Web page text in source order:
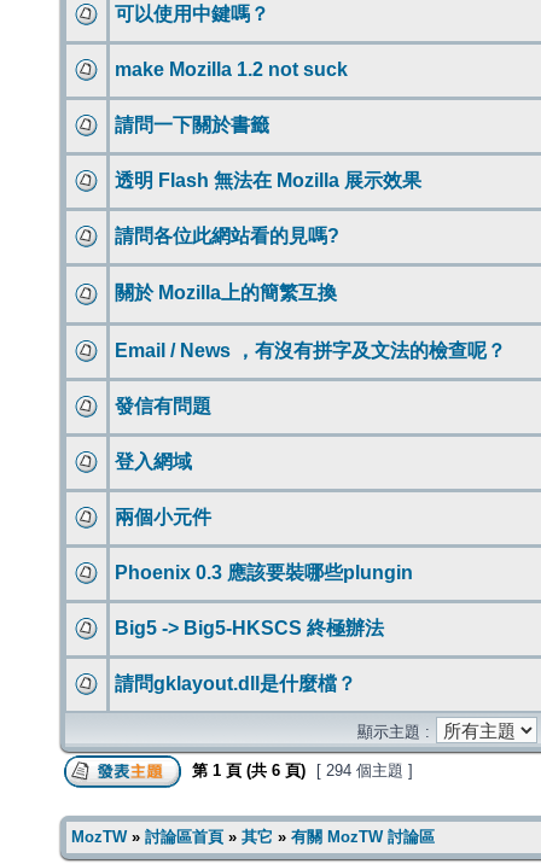
可以使用中鍵嗎？
make Mozilla 1.2 not suck
請問一下關於書籤
透明 Flash 無法在 Mozilla 展示效果
請問各位此網站看的見嗎?
關於 Mozilla上的簡繁互換
Email / News ，有沒有拼字及文法的檢查呢？
發信有問題
登入網域
兩個小元件
Phoenix 0.3 應該要裝哪些plungin
Big5 -> Big5-HKSCS 終極辦法
請問gklayout.dll是什麼檔？
顯示主題 :
第 1 頁 (共 6 頁) [ 294 個主題 ]
MozTW» 討論區首頁 » 其它 » 有關 MozTW 討論區